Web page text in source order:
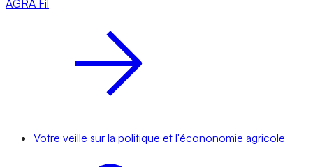
AGRA Fil
Votre veille sur la politique et l'écononomie agricole